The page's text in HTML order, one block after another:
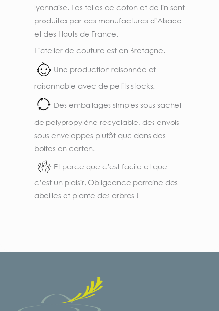
lyonnaise. Les toiles de coton et de lin sont
produites par des manufactures d’Alsace
et des Hauts de France.
L’atelier de couture est en Bretagne.
Une production raisonnée et
raisonnable avec de petits stocks.
Des emballages simples sous sachet
de polypropylène recyclable, des envois
sous enveloppes plutôt que dans des
boites en carton.
Et parce que c’est facile et que
c’est un plaisir, Obligeance parraine des
abeilles et plante des arbres !